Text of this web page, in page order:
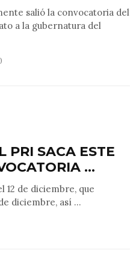
salió la convocatoria del
a la gubernatura del
PRI SACA ESTE
...
12 de diciembre, que
diciembre, así ...